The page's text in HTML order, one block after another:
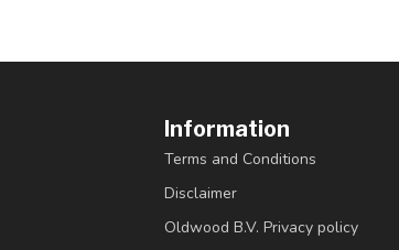
Information
Terms and Conditions
Disclaimer
Oldwood B.V. Privacy policy